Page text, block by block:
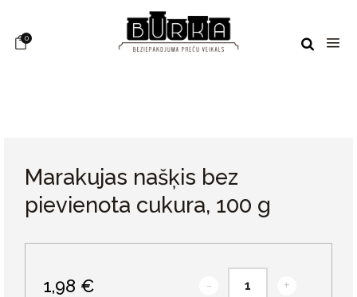
0
Marakujas našķis bez
pievienota cukura, 100 g
1,98 € - +